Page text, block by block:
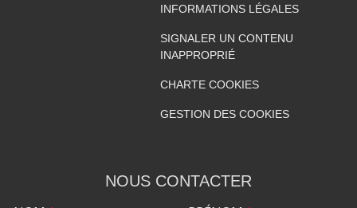
INFORMATIONS LÉGALES
SIGNALER UN CONTENU
INAPPROPRIÉ
CHARTE COOKIES
GESTION DES COOKIES
NOUS CONTACTER